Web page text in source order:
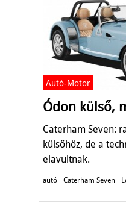
Autó-Motor
Ódon külső,
Caterham Seven:
külsőhöz, de a
elavultnak.
autó Caterham Seven